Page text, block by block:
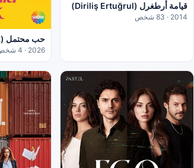
قيامة أرطغرل (Diriliş Ertuğrul)
2014 · 83 شخص
حب محتمل (Muhtemel Aşk)
2026 · 4 شخص